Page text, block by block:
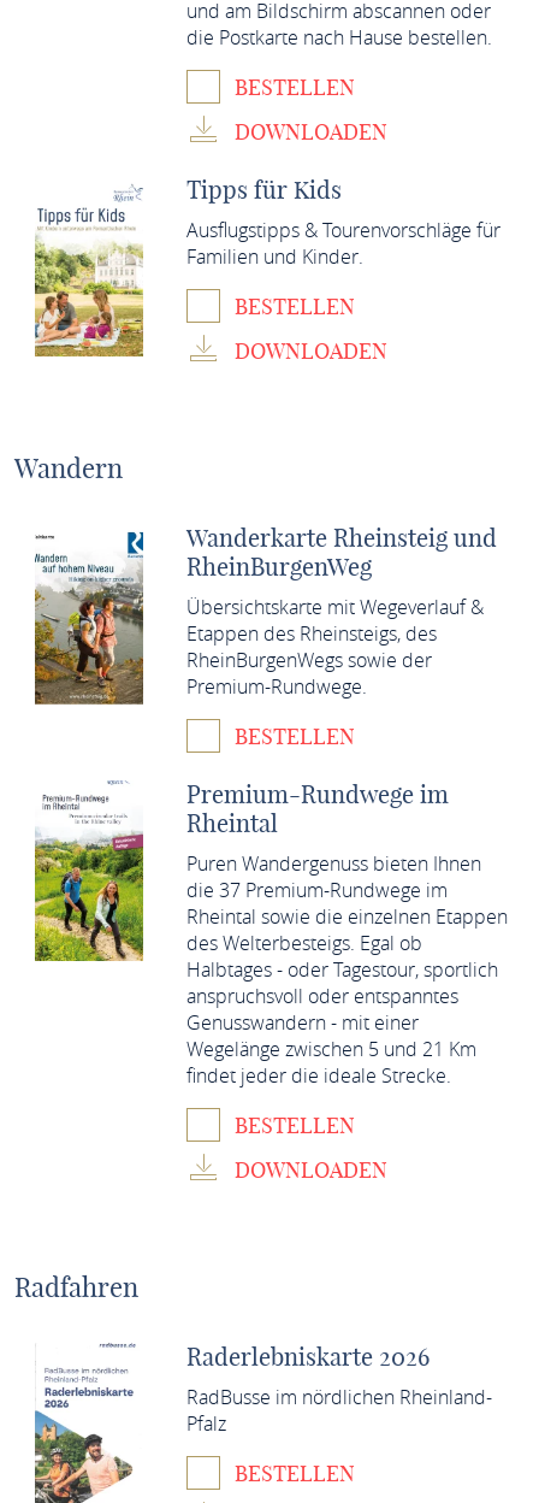
und am Bildschirm abscannen oder
die Postkarte nach Hause bestellen.
BESTELLEN
DOWNLOADEN
Tipps für Kids
Ausflugstipps & Tourenvorschläge für
Familien und Kinder.
BESTELLEN
DOWNLOADEN
Wandern
Wanderkarte Rheinsteig und
RheinBurgenWeg
Übersichtskarte mit Wegeverlauf &
Etappen des Rheinsteigs, des
RheinBurgenWegs sowie der
Premium-Rundwege.
BESTELLEN
Premium-Rundwege im
Rheintal
Puren Wandergenuss bieten Ihnen
die 37 Premium-Rundwege im
Rheintal sowie die einzelnen Etappen
des Welterbesteigs. Egal ob
Halbtages - oder Tagestour, sportlich
anspruchsvoll oder entspanntes
Genusswandern - mit einer
Wegelänge zwischen 5 und 21 Km
findet jeder die ideale Strecke.
BESTELLEN
DOWNLOADEN
Radfahren
Raderlebniskarte 2026
RadBusse im nördlichen Rheinland-
Pfalz
BESTELLEN